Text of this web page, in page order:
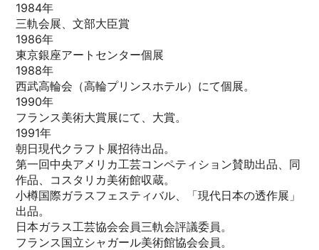
1984年
三軌会展、文部大臣賞
1986年
東京銀座アートセンター個展
1988年
西武高輪会（高輪プリンスホテル）にて個展。
1990年
フランス美術大賞展にて、大賞。
1991年
朝日現代クラフト展招待出品。
第一回中央アメリカ工芸コンペティション賛助出品、同
作品、コスタリカ美術館収蔵。
小樽国際ガラスフェスティバル、「現代日本の透作展」
出品。
日本ガラス工芸協会会員三軌会評議委員。
フランス国立シャガール美術館協会会員。